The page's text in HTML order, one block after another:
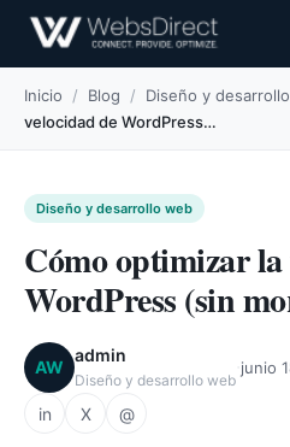
Inicio / Blog / Diseño y
velocidad de WordPress…
Diseño y desarrollo web
Cómo optimizar
WordPress (sin
AW
admin
Diseño y desarrollo web
junio
in X @